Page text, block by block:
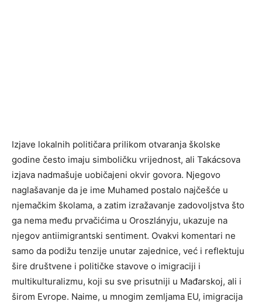
Izjave lokalnih političara prilikom otvaranja školske
godine često imaju simboličku vrijednost, ali Takácsova
izjava nadmašuje uobičajeni okvir govora. Njegovo
naglašavanje da je ime Muhamed postalo najčešće u
njemačkim školama, a zatim izražavanje zadovoljstva što
ga nema među prvačićima u Oroszlányju, ukazuje na
njegov antiimigrantski sentiment. Ovakvi komentari ne
samo da podižu tenzije unutar zajednice, već i reflektuju
šire društvene i političke stavove o imigraciji i
multikulturalizmu, koji su sve prisutniji u Mađarskoj, ali i
širom Evrope. Naime, u mnogim zemljama EU, imigracija